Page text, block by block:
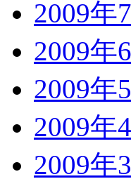
2009年
2009年
2009年
2009年
2009年